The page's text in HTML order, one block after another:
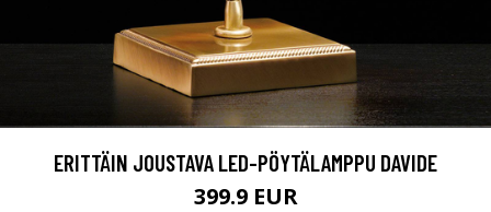
ERITTÄIN JOUSTAVA LED-PÖYTÄLAMPPU DAVIDE
399.9 EUR